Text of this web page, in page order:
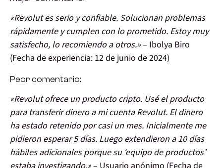
«Revolut es serio y confiable. Solucionan problemas
rápidamente y cumplen con lo prometido. Estoy muy
satisfecho, lo recomiendo a otros.»– Ibolya Biro
(Fecha de experiencia: 12 de junio de 2024)
Peor comentario:
«Revolut ofrece un producto cripto. Usé el producto
para transferir dinero a mi cuenta Revolut. El dinero
ha estado retenido por casi un mes. Inicialmente me
pidieron esperar 5 días. Luego extendieron a 10 días
hábiles adicionales porque su ‘equipo de productos’